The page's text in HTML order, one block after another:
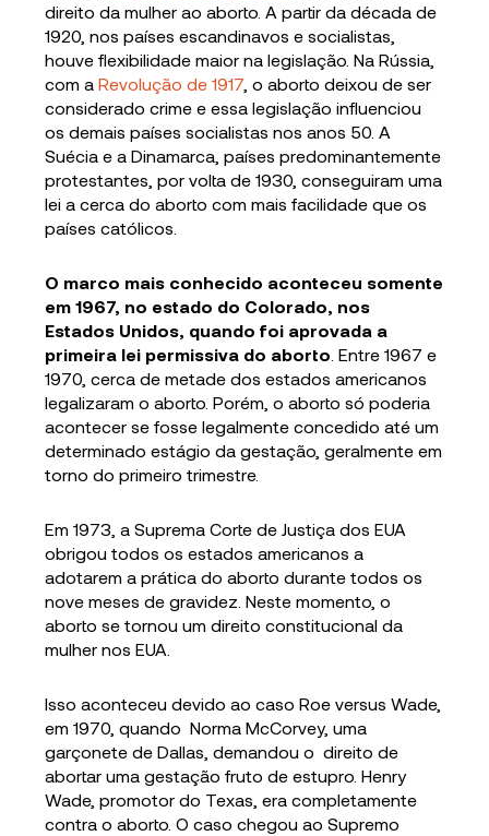
direito da mulher ao aborto. A partir da década de
1920, nos países escandinavos e socialistas,
houve flexibilidade maior na legislação. Na Rússia,
com aRevolução de 1917 , o aborto deixou de ser
considerado crime e essa legislação influenciou
os demais países socialistas nos anos 50. A
Suécia e a Dinamarca, países predominantemente
protestantes, por volta de 1930, conseguiram uma
lei a cerca do aborto com mais facilidade que os
países católicos.
O marco mais conhecido aconteceu somente
em 1967, no estado do Colorado, nos
Estados Unidos, quando foi aprovada a
primeira lei permissiva do aborto . Entre 1967 e
1970, cerca de metade dos estados americanos
legalizaram o aborto. Porém, o aborto só poderia
acontecer se fosse legalmente concedido até um
determinado estágio da gestação, geralmente em
torno do primeiro trimestre.
Em 1973, a Suprema Corte de Justiça dos EUA
obrigou todos os estados americanos a
adotarem a prática do aborto durante todos os
nove meses de gravidez. Neste momento, o
aborto se tornou um direito constitucional da
mulher nos EUA.
Isso aconteceu devido ao caso Roe versus Wade,
em 1970, quando Norma McCorvey, uma
garçonete de Dallas, demandou o direito de
abortar uma gestação fruto de estupro. Henry
Wade, promotor do Texas, era completamente
contra o aborto. O caso chegou ao Supremo